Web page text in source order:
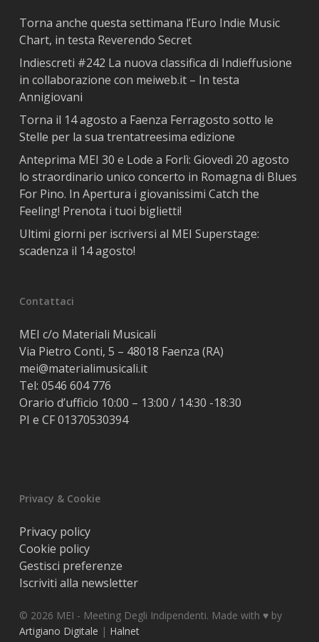
Torna anche questa settimana l’Euro Indie Music
Chart, in testa Reverendo Secret
Indiescreti #242 La nuova classifica di Indieffusione
in collaborazione con meiweb.it – In testa
Annigiovani
Torna il 14 agosto a Faenza Ferragosto sotto le
Stelle per la sua trentatreesima edizione
Anteprima MEI 30 e Lode a Forlì: Giovedì 20 agosto
lo straordinario unico concerto in Romagna di Blues
For Pino. In Apertura i giovanissimi Catch the
Feeling! Prenota i tuoi biglietti!
Ultimi giorni per iscriversi al MEI Superstage:
scadenza il 14 agosto!
Contattaci
MEI c/o Materiali Musicali
Via Pietro Conti, 5 – 48018 Faenza (RA)
mei@materialimusicali.it
Tel: 0546 604 776
Orario d’ufficio 10:00 – 13:00 / 14:30 -18:30
PI e CF 01370530394
Privacy & Cookie
Privacy policy
Cookie policy
Gestisci preferenze
Iscriviti alla newsletter
© 2026 MEI - Meeting Degli Indipendenti. Made with ♥️ by
Artigiano Digitale | Halnet